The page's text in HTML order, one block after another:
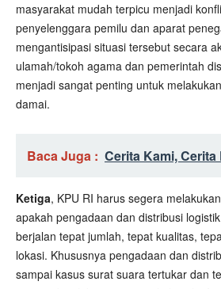
masyarakat mudah terpicu menjadi
penyelenggara pemilu dan aparat
mengantisipasi situasi tersebut secara
ulamah/tokoh agama dan pemerintah
menjadi sangat penting untuk
damai.
Baca Juga : Cerita Kami, Cerita
Ketiga, KPU RI harus segera
apakah pengadaan dan distribusi
berjalan tepat jumlah, tepat kualitas,
lokasi. Khususnya pengadaan dan
sampai kasus surat suara tertukar dan